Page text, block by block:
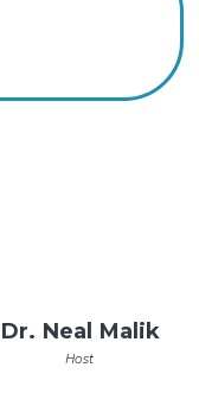
Dr. Neal Malik
Host